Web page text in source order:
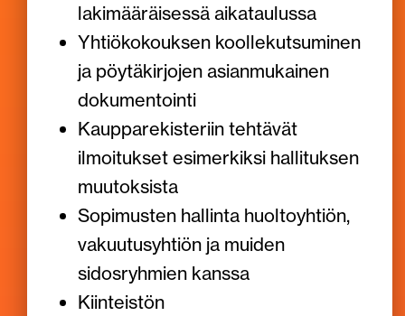
lakimääräisessä aikataulussa
Yhtiökokouksen koollekutsuminen
ja pöytäkirjojen asianmukainen
dokumentointi
Kaupparekisteriin tehtävät
ilmoitukset esimerkiksi hallituksen
muutoksista
Sopimusten hallinta huoltoyhtiön,
vakuutusyhtiön ja muiden
sidosryhmien kanssa
Kiinteistön